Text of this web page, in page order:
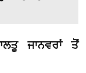
ਜਾਨਵਰਾਂ ਤੋਂ